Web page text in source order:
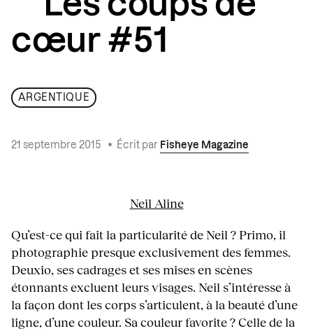
cœur #51
ARGENTIQUE
21 septembre 2015 • Écrit par Fisheye Magazine
Neil Aline
Qu’est-ce qui fait la particularité de Neil ? Primo, il
photographie presque exclusivement des femmes.
Deuxio, ses cadrages et ses mises en scènes
étonnants excluent leurs visages. Neil s’intéresse à
la façon dont les corps s’articulent, à la beauté d’une
ligne, d’une couleur. Sa couleur favorite ? Celle de la